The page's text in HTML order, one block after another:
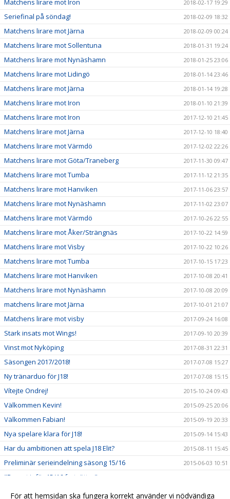
Matchens lirare mot Iron 2018-02-17 19:29
Seriefinal på söndag! 2018-02-09 18:32
Matchens lirare mot Järna 2018-02-09 00:24
Matchens lirare mot Sollentuna 2018-01-31 19:24
Matchens lirare mot Nynäshamn 2018-01-25 23:06
Matchens lirare mot Lidingö 2018-01-14 23:46
Matchens lirare mot Järna 2018-01-14 19:28
Matchens lirare mot Iron 2018-01-10 21:39
Matchens lirare mot Iron 2017-12-10 21:45
Matchens lirare mot Järna 2017-12-10 18:40
Matchens lirare mot Värmdö 2017-12-02 22:26
Matchens lirare mot Göta/Traneberg 2017-11-30 09:47
Matchens lirare mot Tumba 2017-11-12 21:35
Matchens lirare mot Hanviken 2017-11-06 23:57
Matchens lirare mot Nynäshamn 2017-11-02 23:07
Matchens lirare mot Värmdö 2017-10-26 22:55
Matchens lirare mot Åker/Strängnäs 2017-10-22 14:59
Matchens lirare mot Visby 2017-10-22 10:26
Matchens lirare mot Tumba 2017-10-15 17:23
Matchens lirare mot Hanviken 2017-10-08 20:41
Matchens lirare mot Nynäshamn 2017-10-08 20:09
matchens lirare mot Järna 2017-10-01 21:07
Matchens lirare mot visby 2017-09-24 16:08
Stark insats mot Wings! 2017-09-10 20:39
Vinst mot Nyköping 2017-08-31 22:31
Säsongen 2017/2018! 2017-07-08 15:27
Ny tränarduo för J18! 2017-07-08 15:15
Vítejte Ondrej! 2015-10-24 09:43
Välkommen Kevin! 2015-09-25 20:06
Välkommen Fabian! 2015-09-19 20:33
Nya spelare klara för J18! 2015-09-14 15:43
Har du ambitionen att spela J18 Elit? 2015-08-11 15:45
Preliminär serieindelning säsong 15/16 2015-06-03 10:51
"Bygget inför 15/16 fortsätter"
Anmäl frånvaro 2014-12-01 10:10
För att hemsidan ska fungera korrekt använder vi nödvändiga